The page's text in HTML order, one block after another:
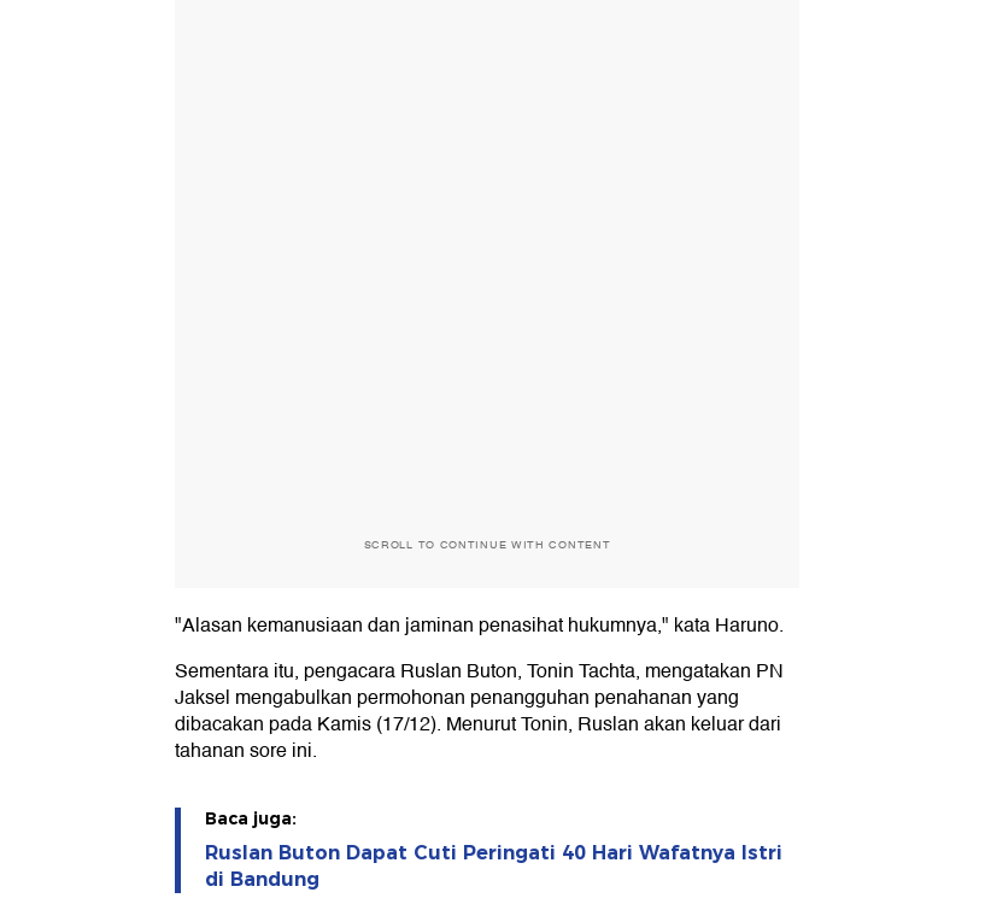
SCROLL TO CONTINUE WITH CONTENT
"Alasan kemanusiaan dan jaminan penasihat hukumnya," kata Haruno.
Sementara itu, pengacara Ruslan Buton, Tonin Tachta, mengatakan PN
Jaksel mengabulkan permohonan penangguhan penahanan yang
dibacakan pada Kamis (17/12). Menurut Tonin, Ruslan akan keluar dari
tahanan sore ini.
Baca juga:
Ruslan Buton Dapat Cuti Peringati 40 Hari Wafatnya Istri
di Bandung